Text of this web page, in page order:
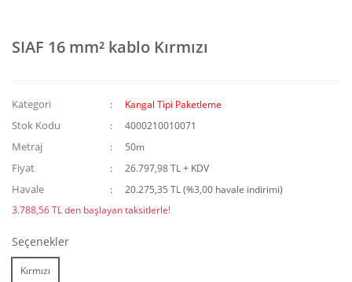
SIAF 16 mm² kablo Kırmızı
Kategori Kangal Tipi Paketleme
Stok Kodu 4000210010071
Metraj 50m
Fiyat 26.797,98 TL + KDV
Havale
20.275,35 TL (%3,00 havale indirimi)
3.788,56 TL den başlayan taksitlerle!
Seçenekler
Kırmızı